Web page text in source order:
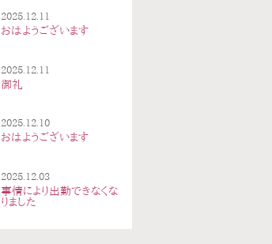
2025.12.11
おはようございます
2025.12.11
御礼
2025.12.10
おはようございます
2025.12.03
事情により出勤できなくな
りました